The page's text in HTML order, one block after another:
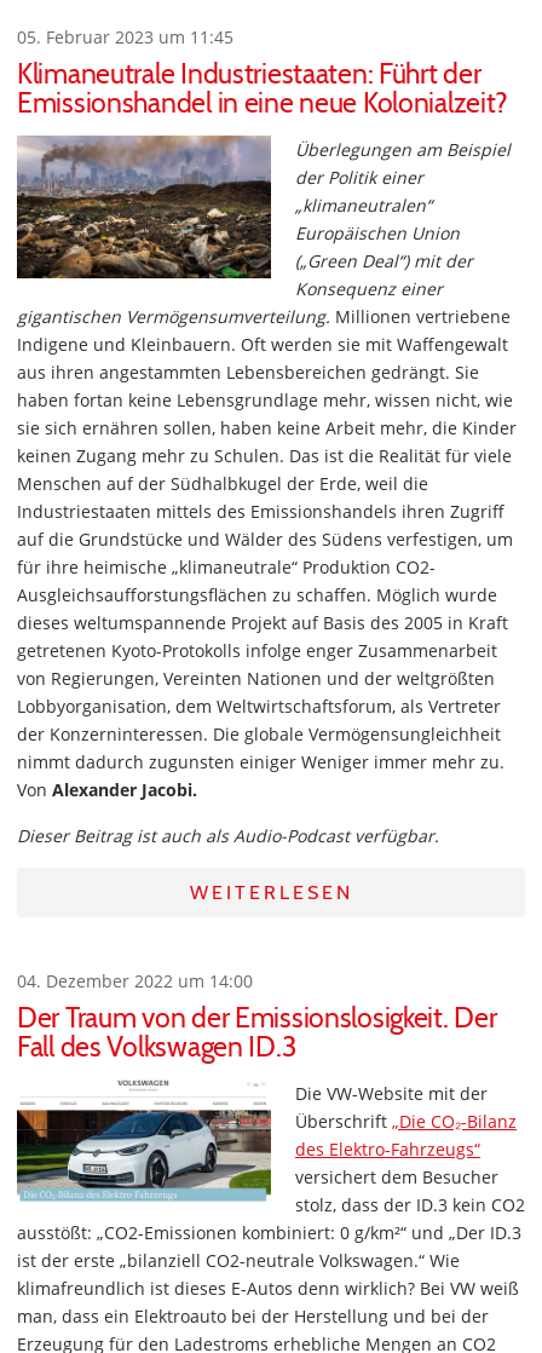
05. Februar 2023 um 11:45
Klimaneutrale Industriestaaten: Führt der
Emissionshandel in eine neue Kolonialzeit?
Überlegungen am Beispiel
der Politik einer
„klimaneutralen“
Europäischen Union
(„Green Deal“) mit der
Konsequenz einer
gigantischen Vermögensumverteilung. Millionen vertriebene
Indigene und Kleinbauern. Oft werden sie mit Waffengewalt
aus ihren angestammten Lebensbereichen gedrängt. Sie
haben fortan keine Lebensgrundlage mehr, wissen nicht, wie
sie sich ernähren sollen, haben keine Arbeit mehr, die Kinder
keinen Zugang mehr zu Schulen. Das ist die Realität für viele
Menschen auf der Südhalbkugel der Erde, weil die
Industriestaaten mittels des Emissionshandels ihren Zugriff
auf die Grundstücke und Wälder des Südens verfestigen, um
für ihre heimische „klimaneutrale“ Produktion CO2-
Ausgleichsaufforstungsflächen zu schaffen. Möglich wurde
dieses weltumspannende Projekt auf Basis des 2005 in Kraft
getretenen Kyoto-Protokolls infolge enger Zusammenarbeit
von Regierungen, Vereinten Nationen und der weltgrößten
Lobbyorganisation, dem Weltwirtschaftsforum, als Vertreter
der Konzerninteressen. Die globale Vermögensungleichheit
nimmt dadurch zugunsten einiger Weniger immer mehr zu.
Von Alexander Jacobi.
Dieser Beitrag ist auch als Audio-Podcast verfügbar.
WEITERLESEN
04. Dezember 2022 um 14:00
Der Traum von der Emissionslosigkeit. Der
Fall des Volkswagen ID.3
Die VW-Website mit der
Überschrift „Die CO₂-Bilanz
des Elektro-Fahrzeugs“
versichert dem Besucher
stolz, dass der ID.3 kein CO2
ausstößt: „CO2-Emissionen kombiniert: 0 g/km²“ und „Der ID.3
ist der erste „bilanziell CO2-neutrale Volkswagen.“ Wie
klimafreundlich ist dieses E-Autos denn wirklich? Bei VW weiß
man, dass ein Elektroauto bei der Herstellung und bei der
Erzeugung für den Ladestroms erhebliche Mengen an CO2